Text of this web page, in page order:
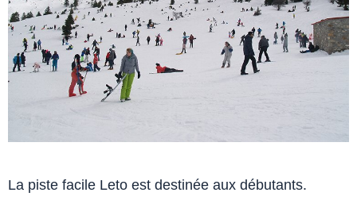
La piste facile Leto est destinée aux débutants.